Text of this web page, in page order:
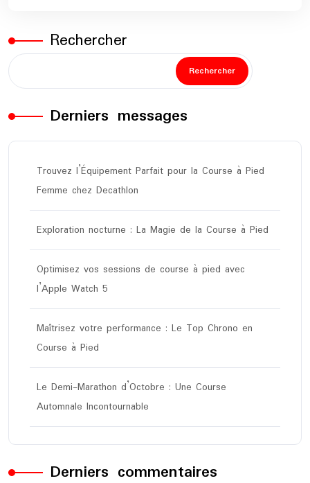
Rechercher
Rechercher
Derniers messages
Trouvez l’Équipement Parfait pour la Course à Pied
Femme chez Decathlon
Exploration nocturne : La Magie de la Course à Pied
Optimisez vos sessions de course à pied avec
l’Apple Watch 5
Maîtrisez votre performance : Le Top Chrono en
Course à Pied
Le Demi-Marathon d’Octobre : Une Course
Automnale Incontournable
Derniers commentaires